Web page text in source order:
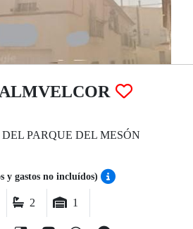
ALMVELCOR
PARQUE DEL MESÓN
y gastos no incluídos)
2 1